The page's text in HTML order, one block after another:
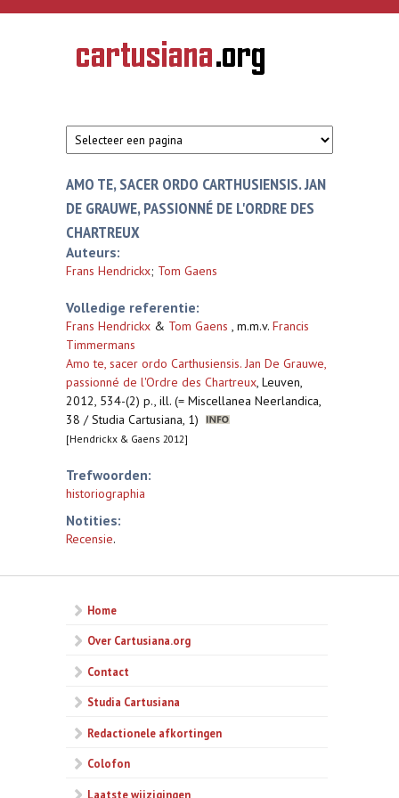
Overslaan en naar de inhoud gaan
CARTUSIANA
Geschiedenis
van de
AMO TE, SACER ORDO CARTHUSIENSIS. JAN
DE GRAUWE, PASSIONNÉ DE L'ORDRE DES
CHARTREUX
Auteurs:
Frans Hendrickx; Tom Gaens
Volledige referentie:
Frans Hendrickx & Tom Gaens , m.m.v. Francis
Timmermans
Amo te, sacer ordo Carthusiensis. Jan De Grauwe,
passionné de l'Ordre des Chartreux, Leuven,
2012, 534-(2) p., ill. (= Miscellanea Neerlandica,
38 / Studia Cartusiana, 1)
[Hendrickx & Gaens 2012]
Trefwoorden:
historiographia
Notities:
Recensie.
Home
Over Cartusiana.org
Contact
Studia Cartusiana
Redactionele afkortingen
Colofon
Laatste wijzigingen